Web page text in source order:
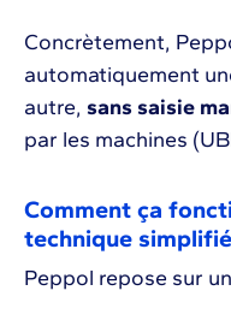
Concrètement,
automatiquement
autre, sans saisie
par les machines
Comment ça
technique simplifié
Peppol repose sur